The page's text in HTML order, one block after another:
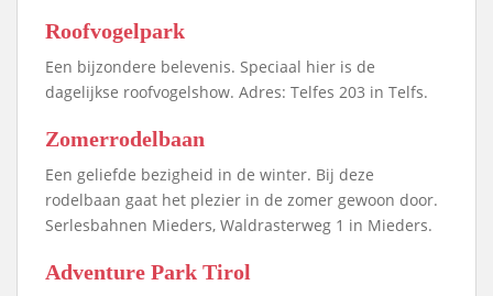
Roofvogelpark
Een bijzondere belevenis. Speciaal hier is de
dagelijkse roofvogelshow. Adres: Telfes 203 in Telfs.
Zomerrodelbaan
Een geliefde bezigheid in de winter. Bij deze
rodelbaan gaat het plezier in de zomer gewoon door.
Serlesbahnen Mieders, Waldrasterweg 1 in Mieders.
Adventure Park Tirol